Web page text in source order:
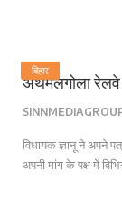
बिहार
अथमलगोला रेलवे
विधायक ज्ञानू ने अपने
अपनी मांग के पक्ष में